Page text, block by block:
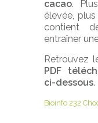
cacao.
élevée,
contient
entraîner
Retrouvez
PDF
ci-dessous.
Bioinfo 232